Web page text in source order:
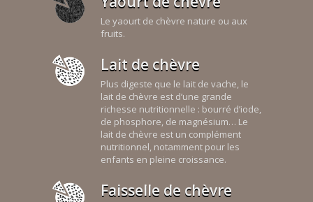
Le yaourt de chèvre nature ou aux
fruits.
Lait de chèvre
Plus digeste que le lait de vache, le
lait de chèvre est d’une grande
richesse nutritionnelle : bourré d’iode,
de phosphore, de magnésium… Le
lait de chèvre est un complément
nutritionnel, notamment pour les
enfants en pleine croissance.
Faisselle de chèvre